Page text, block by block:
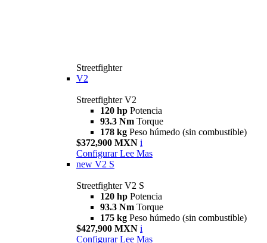
Streetfighter
V2
Streetfighter V2
120 hp Potencia
93.3 Nm Torque
178 kg Peso húmedo (sin combustible)
$372,900 MXN i
Configurar Lee Mas
new V2 S
Streetfighter V2 S
120 hp Potencia
93.3 Nm Torque
175 kg Peso húmedo (sin combustible)
$427,900 MXN i
Configurar Lee Mas